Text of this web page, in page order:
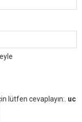
lütfen cevaplayın:. uc